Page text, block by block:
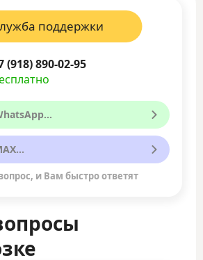
поддержки
(918) 890-02-95
и Вам быстро ответят